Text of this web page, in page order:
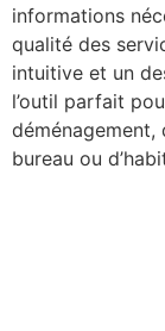
informations
qualité des
intuitive et un
l’outil parfait
déménagement,
bureau ou